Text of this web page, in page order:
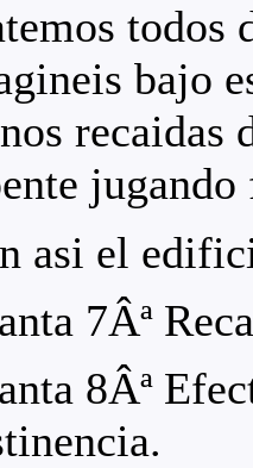
todos
bajo
recaidas
asi el
7Âª
8Âª